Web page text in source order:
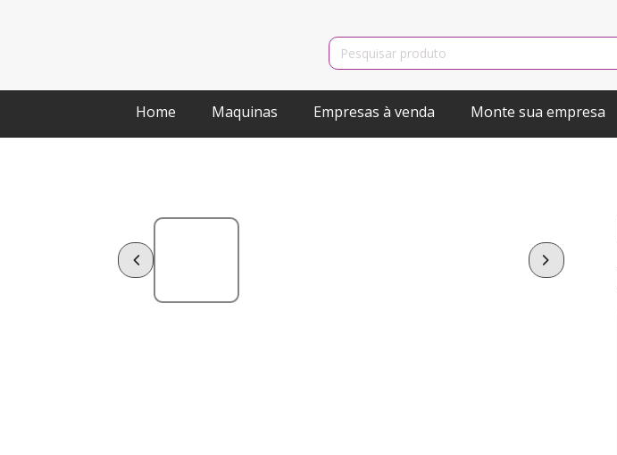
Search
for:
Home Maquinas Empresas à venda Monte sua empresa